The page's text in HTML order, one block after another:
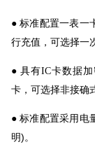
● 标准配置一表一
行充值，可选择一
● 具有IC卡数据
卡，可选择非接确
● 标准配置采用电
明)。